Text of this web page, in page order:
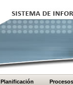
Planificación Procesos